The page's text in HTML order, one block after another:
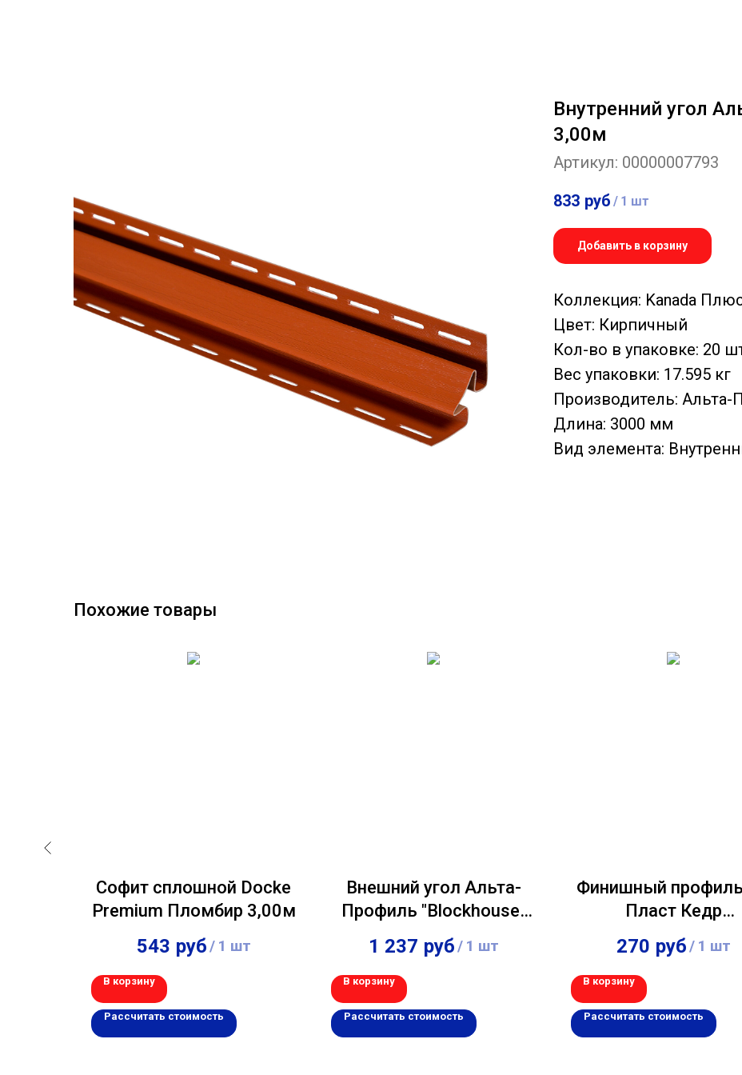
Внутренний угол
3,00м
Артикул: 00000007793
833 руб / 1 шт
Добавить в корзину
Коллекция: Kanada
Цвет: Кирпичный
Кол-во в упаковке: 20
Вес упаковки: 17.595 кг
Производитель:
Длина: 3000 мм
Вид элемента:
Похожие товары
Софит сплошной Docke
Premium Пломбир 3,00м
543 руб/ 1 шт
В корзину
Рассчитать стоимость
Внешний угол Альта-
Профиль "Blockhouse"
Золотистый 3,00м
1 237 руб/ 1 шт
В корзину
Рассчитать стоимость
Финишный
Пласт Кедр
натуральный
270 руб/ 1 шт
В корзину
Рассчитать стоимость